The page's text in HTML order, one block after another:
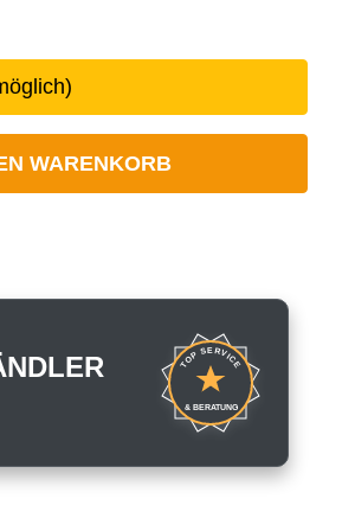
WARENKORB
TOP SERVICE
& BERATUNG